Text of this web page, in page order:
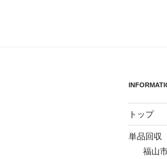
ョ
ン
トップ
単品回収
福山